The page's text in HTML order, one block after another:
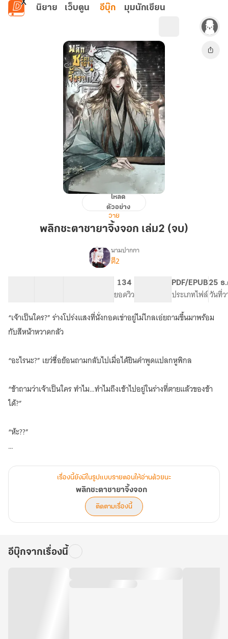
ข้ามไปยังเนื้อหาหลัก
นิยาย เว็บตูน อีบุ๊ก มุมนักเขียน
ชายา
โหลด
ตัวอย่าง
วาย
พลิกชะตาชายาจิ้งจอก เล่ม2 (จบ)
เรื่อง
ชะตา
ชายา
จิ้งจอก
นามปากกา
ตี2
134
ยอดวิว
PDF/EPUB
ประเภทไฟล์
25 ธ
วันที่ว
“เจ้าเป็นใคร?” ร่างโปร่งแสงที่นั่งกอดเข่าอยู่ไม่ไกลเอ่ยถามขึ้นมาพร้อม
กับสีหน้าหวาดกลัว
“อะไรนะ?” เยว่ซื่อย้อนถามกลับไปเมื่อได้ยินคำพูดแปลกหูพิกล
“ข้าถามว่าเจ้าเป็นใคร ทำไม…ทำไมถึงเข้าไปอยู่ในร่างที่ตายแล้วของข้า
ได้?”
“ห้ะ??”
ไปแล้ว”
“ร่าง ร่างอะไร? อ๊ะ เอ๊ะ!!?”
เรื่องนี้ยังมีในรูปแบบรายตอนให้อ่านด้วยนะ
พลิกชะตาชายาจิ้งจอก
ติดตามเรื่องนี้
อีบุ๊กจากเรื่องนี้